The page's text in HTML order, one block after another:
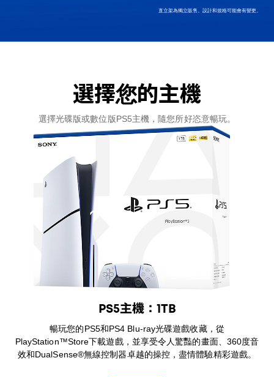
直立架為獨立販售。設計和規格可能會有變更。
選擇您的主機
選擇光碟版或數位版PS5主機，隨您所好恣意暢玩。
PS5主機：1TB
暢玩您的PS5和PS4 Blu-ray光碟遊戲收藏，從
PlayStation™Store下載遊戲，並享受令人驚豔的畫面、360度音
效和DualSense®無線控制器卓越的操控，盡情體驗精彩遊戲。